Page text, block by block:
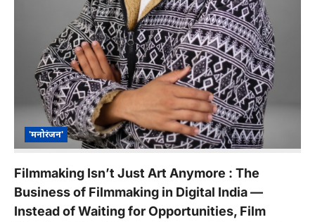
'मनोरंजन'
Filmmaking Isn’t Just Art Anymore : The
Business of Filmmaking in Digital India —
Instead of Waiting for Opportunities, Film